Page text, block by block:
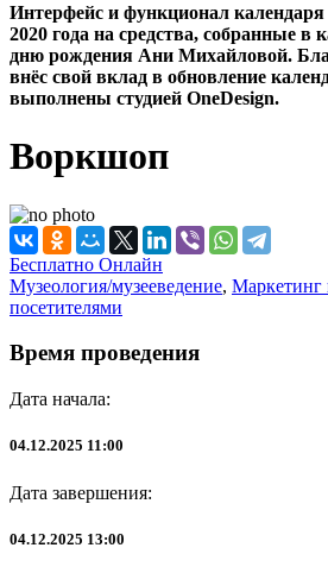
Интерфейс и функционал
2020 года на средства, собранные в
дню рождения Ани Михайловой.
внёс свой вклад в обновление
выполнены студией OneDesign.
Воркшоп
Бесплатно Онлайн
Музеология/музееведение, Маркетинг
посетителями
Время проведения
Дата начала:
04.12.2025 11:00
Дата завершения:
04.12.2025 13:00